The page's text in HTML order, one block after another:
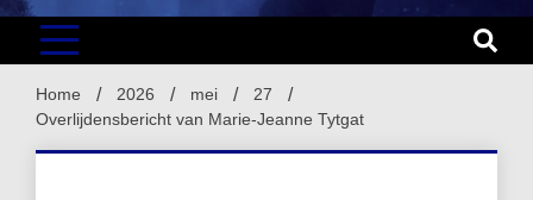
Home 2026 mei
27
Overlijdensbericht van Marie-Jeanne Tytgat